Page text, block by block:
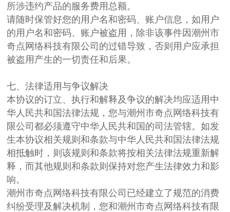
所涉违约产品的服务费用总额。
请随时保管好您的用户名和密码、账户信息，如用户
的用户名和密码、账户被盗用，除非该事件因潮州市
奇点网络科技有限公司的过错导致，否则用户应承担
被盗用产生的一切责任和后果。
七、法律适用与争议解决
本协议的订立、执行和解释及争议的解决均应适用中
华人民共和国法律法规，您与潮州市奇点网络科技有
限公司都必须遵守中华人民共和国的司法管辖。如发
生本协议相关规则和条款与中华人民共和国法律法规
相抵触时，则该规则和条款将按相关法律法规重新解
释，而其他规则和条款则保持对您产生法律效力和影
响。
潮州市奇点网络科技有限公司已经建立了规范的消费
纠纷受理及解决机制，您和潮州市奇点网络科技有限